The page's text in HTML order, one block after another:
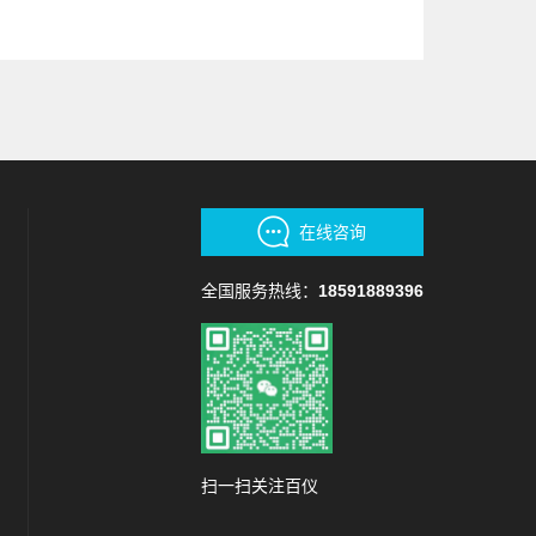
在线咨询
全国服务热线： 18591889396
扫一扫关注百仪